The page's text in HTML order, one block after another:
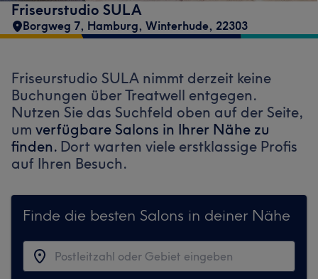
Friseurstudio SULA
Borgweg 7, Hamburg, Winterhude, 22303
Friseurstudio SULA nimmt derzeit keine
Buchungen über Treatwell entgegen.
Nutzen Sie das Suchfeld oben auf der Seite,
um verfügbare Salons in Ihrer Nähe zu
finden. Dort warten viele erstklassige Profis
auf Ihren Besuch.
Finde die besten Salons in deiner Nähe